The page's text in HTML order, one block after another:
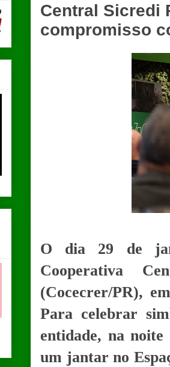
Central Sicredi
compromisso
O dia 29 de
Cooperativa
(Cocecrer/PR),
Para celebrar
entidade, na
um jantar no